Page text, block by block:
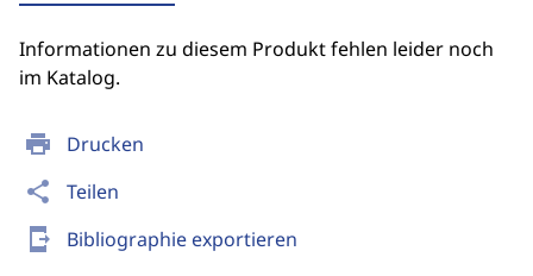
print Drucken
share Teilen
send_to_mobile Bibliographie exportieren
Informationen zu diesem Produkt fehlen leider noch
im Katalog.